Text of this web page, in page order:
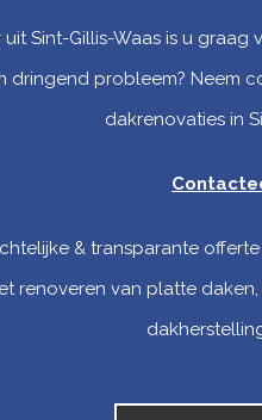
uit Sint-Gillis-Waas is u
dringend probleem? Neem
dakrenovaties in
& transparante
renoveren van platte